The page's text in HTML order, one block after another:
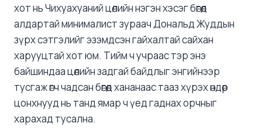
хот нь Чихуахуаний цөлийн нэгэн хэсэг бөгөөд
алдартай минималист зураач Дональд Жуддын
зүрх сэтгэлийг эзэмдсэн гайхалтай сайхан
харууцтай хот юм. Тийм ч учраас тэр энэ
байшиндаа цөлийн задгай байдлыг энгийнээр
тусгаж өгч чадсан бөгөөд хананаас тааз хүрэх өндөр
цонхнууд нь танд ямар ч үед гаднах орчныг
харахад тусална.